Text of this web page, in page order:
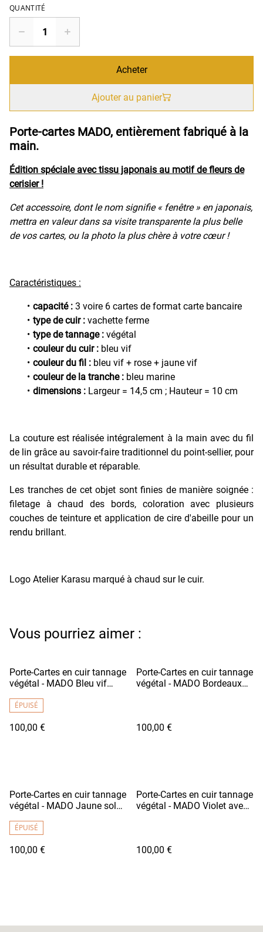
QUANTITÉ
Acheter
Ajouter au panier
Porte-cartes MADO, entièrement fabriqué à la
main.
Édition spéciale avec tissu japonais au motif de fleurs de
cerisier !
Cet accessoire, dont le nom signifie « fenêtre » en japonais,
mettra en valeur dans sa visite transparente la plus belle
de vos cartes, ou la photo la plus chère à votre cœur !
Caractéristiques :
capacité : 3 voire 6 cartes de format carte bancaire
type de cuir : vachette ferme
type de tannage : végétal
couleur du cuir : bleu vif
couleur du fil : bleu vif + rose + jaune vif
couleur de la tranche : bleu marine
dimensions : Largeur = 14,5 cm ; Hauteur = 10 cm
La couture est réalisée intégralement à la main avec du fil
de lin grâce au savoir-faire traditionnel du point-sellier, pour
un résultat durable et réparable.
Les tranches de cet objet sont finies de manière soignée :
filetage à chaud des bords, coloration avec plusieurs
couches de teinture et application de cire d'abeille pour un
rendu brillant.
Logo Atelier Karasu marqué à chaud sur le cuir.
Vous pourriez aimer :
Porte-Cartes en cuir tannage
végétal - MADO Bleu vif
japonais motif carpes
ÉPUISÉ
100,00 €
Porte-Cartes en cuir tannage
végétal - MADO Bordeaux
100,00 €
Porte-Cartes en cuir tannage
végétal - MADO Jaune soleil
japonais motif fleurs
ÉPUISÉ
100,00 €
Porte-Cartes en cuir tannage
végétal - MADO Violet avec
100,00 €